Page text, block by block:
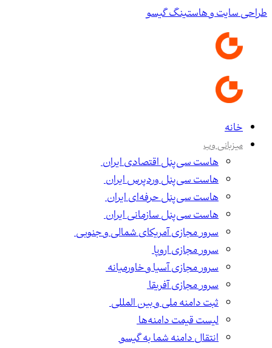
طراحی سایت و هاستینگ گیسو
خانه
میزبانی وب
هاست سی‌پنل اقتصادی ایران
هاست سی‌پنل وردپرس ایران
هاست سی‌پنل حرفه‌ای ایران
هاست سی‌پنل سازمانی ایران
سرور مجازی آمریکای شمالی و جنوبی
سرور مجازی اروپا
سرور مجازی آسیا و خاورمیانه
سرور مجازی آفریقا
ثبت دامنه ملی و بین المللی
لیست قیمت دامنه‌ها
انتقال دامنه شما به گیسو